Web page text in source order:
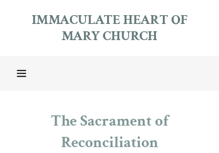
IMMACULATE HEART OF
MARY CHURCH
The Sacrament of
Reconciliation